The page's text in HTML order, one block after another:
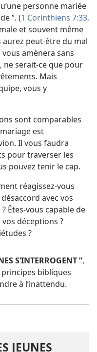
personne mariée
”. (1 Corinthiens 7:33,
et souvent même
aurez peut-être du mal
amènera sans
ne serait-​ce que pour
Mais
vous y
sont comparables
est
Il vous faudra
pour traverser les
pouvez tenir le cap.
réagissez-​vous
avec vos
Êtes-​vous capable de
déceptions ?
?
S’INTERROGENT ”,
bibliques
à l’inattendu.
JEUNES